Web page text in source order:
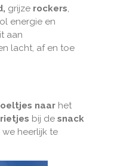
f
u
l
e
e
grijze rockers,
energie en
aan
lacht, af en toe
naarhet
bij de snack
we heerlijk te